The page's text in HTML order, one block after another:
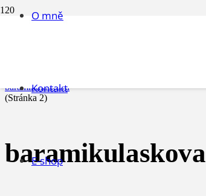
O mně
Kontakt
E-shop
baramikulaskova
(Stránka 2)
baramikulaskova